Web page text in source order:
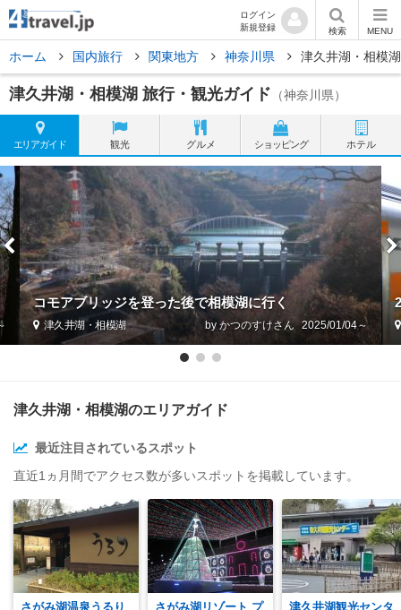
ログイン
新規登録
検索 MENU
ホーム 国内旅行 関東地方 神奈川県 津久井湖・相模湖
津久井湖・相模湖 旅行・観光ガイド （神奈川県）
エリアガイド 観光 グルメ ショッピング ホテル
コモアブリッジを登った後で相模湖に行く
津久井湖・相模湖 by かつのすけ 2025/01/04～
津久井湖・相模湖のエリアガイド
最近注目されているスポット
直近1ヵ月間でアクセス数が多いスポットを掲載しています。
さがみ湖温泉うるり
さがみ湖リゾート プ
津久井湖観光センタ